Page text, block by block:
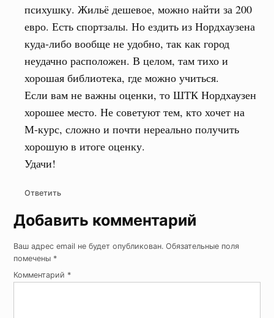
психушку. Жильё дешевое, можно найти за 200
евро. Есть спортзалы. Но ездить из Нордхаузена
куда-либо вообще не удобно, так как город
неудачно расположен. В целом, там тихо и
хорошая библиотека, где можно учиться.
Если вам не важны оценки, то ШТК Нордхаузен
хорошее место. Не советуют тем, кто хочет на
М-курс, сложно и почти нереально получить
хорошую в итоге оценку.
Удачи!
Ответить
Добавить комментарий
Ваш адрес email не будет опубликован. Обязательные поля
помечены *
Комментарий *